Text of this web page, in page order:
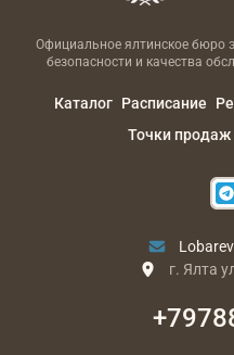
Официальное ялтинское бюро
безопасности и качества
Каталог Расписание
Точки продаж
г. Ялта